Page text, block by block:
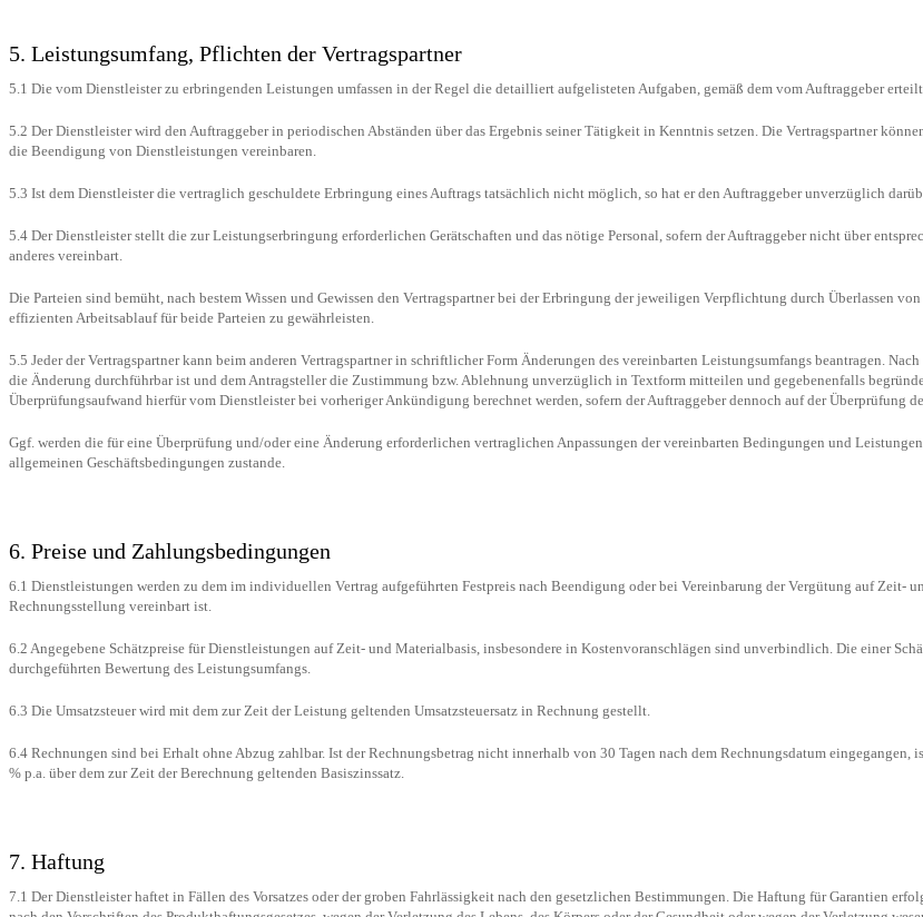
5. Leistungsumfang, Pflichten der Vertragspartner
5.1 Die vom Dienstleister zu erbringenden Leistungen umfassen in der Regel die detailliert aufgelisteten Aufgaben, gemäß dem vom Auftraggeber
5.2 Der Dienstleister wird den Auftraggeber in periodischen Abständen über das Ergebnis seiner Tätigkeit in Kenntnis setzen. Die Vertragspartner
die Beendigung von Dienstleistungen vereinbaren.
5.3 Ist dem Dienstleister die vertraglich geschuldete Erbringung eines Auftrags tatsächlich nicht möglich, so hat er den Auftraggeber unverzüglich
5.4 Der Dienstleister stellt die zur Leistungserbringung erforderlichen Gerätschaften und das nötige Personal, sofern der Auftraggeber nicht über
anderes vereinbart.
Die Parteien sind bemüht, nach bestem Wissen und Gewissen den Vertragspartner bei der Erbringung der jeweiligen Verpflichtung durch Überlassen
effizienten Arbeitsablauf für beide Parteien zu gewährleisten.
5.5 Jeder der Vertragspartner kann beim anderen Vertragspartner in schriftlicher Form Änderungen des vereinbarten Leistungsumfangs beantragen.
die Änderung durchführbar ist und dem Antragsteller die Zustimmung bzw. Ablehnung unverzüglich in Textform mitteilen und gegebenenfalls
Überprüfungsaufwand hierfür vom Dienstleister bei vorheriger Ankündigung berechnet werden, sofern der Auftraggeber dennoch auf der Überprüfung
Ggf. werden die für eine Überprüfung und/oder eine Änderung erforderlichen vertraglichen Anpassungen der vereinbarten Bedingungen und
allgemeinen Geschäftsbedingungen zustande.
6. Preise und Zahlungsbedingungen
6.1 Dienstleistungen werden zu dem im individuellen Vertrag aufgeführten Festpreis nach Beendigung oder bei Vereinbarung der Vergütung auf
Rechnungsstellung vereinbart ist.
6.2 Angegebene Schätzpreise für Dienstleistungen auf Zeit- und Materialbasis, insbesondere in Kostenvoranschlägen sind unverbindlich. Die einer
durchgeführten Bewertung des Leistungsumfangs.
6.3 Die Umsatzsteuer wird mit dem zur Zeit der Leistung geltenden Umsatzsteuersatz in Rechnung gestellt.
6.4 Rechnungen sind bei Erhalt ohne Abzug zahlbar. Ist der Rechnungsbetrag nicht innerhalb von 30 Tagen nach dem Rechnungsdatum
% p.a. über dem zur Zeit der Berechnung geltenden Basiszinssatz.
7. Haftung
7.1 Der Dienstleister haftet in Fällen des Vorsatzes oder der groben Fahrlässigkeit nach den gesetzlichen Bestimmungen. Die Haftung für Garantien